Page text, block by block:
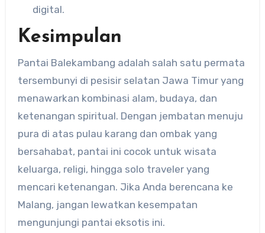
digital.
Kesimpulan
Pantai Balekambang adalah salah satu permata
tersembunyi di pesisir selatan Jawa Timur yang
menawarkan kombinasi alam, budaya, dan
ketenangan spiritual. Dengan jembatan menuju
pura di atas pulau karang dan ombak yang
bersahabat, pantai ini cocok untuk wisata
keluarga, religi, hingga solo traveler yang
mencari ketenangan. Jika Anda berencana ke
Malang, jangan lewatkan kesempatan
mengunjungi pantai eksotis ini.